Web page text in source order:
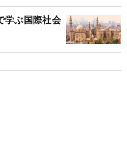
学ぶ国際社会